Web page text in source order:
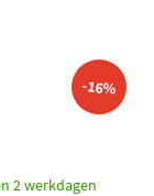
-16%
2 werkdagen